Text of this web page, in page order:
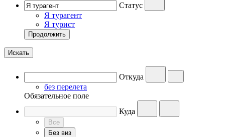
Статус
Я турагент
Я турист
Продолжить
Искать
Откуда
без перелета
Обязательное поле
Куда
Все
Без виз